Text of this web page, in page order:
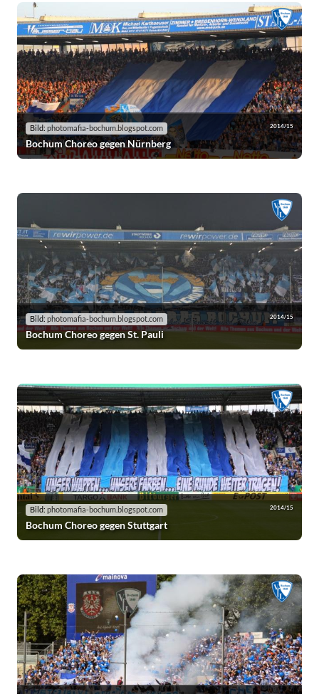
Bild: photomafia-bochum.blogspot.com 2014/15
Bochum Choreo gegen Nürnberg
Bild: photomafia-bochum.blogspot.com 2014/15
Bochum Choreo gegen St. Pauli
Bild: photomafia-bochum.blogspot.com 2014/15
Bochum Choreo gegen Stuttgart